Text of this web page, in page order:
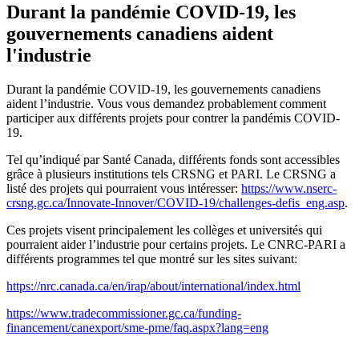
Durant la pandémie COVID-19, les
gouvernements canadiens aident
l'industrie
Durant la pandémie COVID-19, les gouvernements canadiens
aident l’industrie. Vous vous demandez probablement comment
participer aux différents projets pour contrer la pandémis COVID-
19.
Tel qu’indiqué par Santé Canada, différents fonds sont accessibles
grâce à plusieurs institutions tels CRSNG et PARI. Le CRSNG a
listé des projets qui pourraient vous intéresser: https://www.nserc-
crsng.gc.ca/Innovate-Innover/COVID-19/challenges-defis_eng.asp.
Ces projets visent principalement les collèges et universités qui
pourraient aider l’industrie pour certains projets. Le CNRC-PARI a
différents programmes tel que montré sur les sites suivant:
https://nrc.canada.ca/en/irap/about/international/index.html
https://www.tradecommissioner.gc.ca/funding-
financement/canexport/sme-pme/faq.aspx?lang=eng